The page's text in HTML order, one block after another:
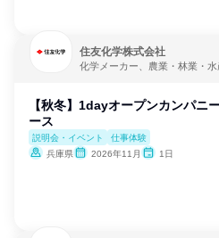
住友化学株式会社
化学メーカー、農業・林業・
【秋冬】1dayオープンカンパニ
ース
説明会・イベント
仕事体験
兵庫県
2026年11月 1日